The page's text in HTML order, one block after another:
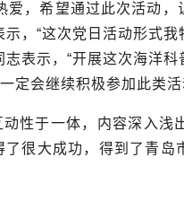
，希望通过此次活动，
，“这次党日活动形式
表示，“开展这次海洋
定会继续积极参加此类活
性于一体，内容深入
很大成功，得到了青岛